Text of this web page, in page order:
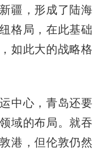
疆，形成了陆海
格局，在此基础
如此大的战略格
中心，青岛还要
域的布局。就吞
港，但伦敦仍然